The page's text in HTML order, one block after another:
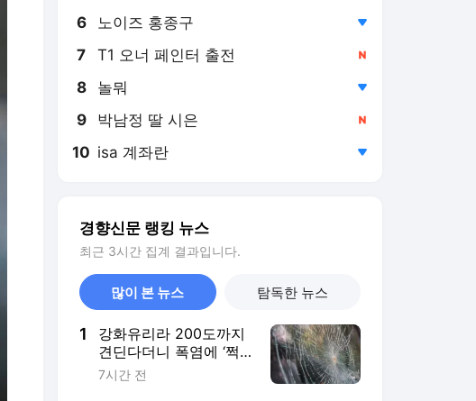
6 노이즈 홍종구
7 T1 오너 페인터 출전
8 놀뭐
9 박남정 딸 시은
10 isa 계좌란
경향신문 랭킹 뉴스
최근 3시간 집계 결과입니다.
많이 본 뉴스 탐독한 뉴스
1
강화유리라 200도까지
견딘다더니 폭염에 ‘쩍’···
산산조각 주의보
7시간 전